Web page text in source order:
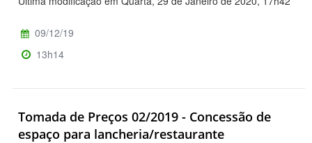
09/12/19
13h14
Tomada de Preços 02/2019 - Concessão de
espaço para lancheria/restaurante